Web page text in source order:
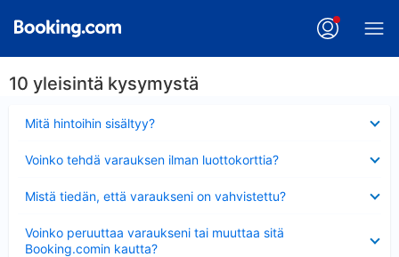
10 yleisintä kysymystä
Mitä hintoihin sisältyy?
Voinko tehdä varauksen ilman luottokorttia?
Mistä tiedän, että varaukseni on vahvistettu?
Voinko peruuttaa varaukseni tai muuttaa sitä
Booking.comin kautta?